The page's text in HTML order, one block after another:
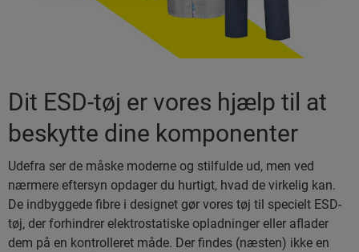
Dit ESD-tøj er vores hjælp til at
beskytte dine komponenter
Udefra ser de måske moderne og stilfulde ud, men ved
nærmere eftersyn opdager du hurtigt, hvad de virkelig kan.
De indbyggede fibre i designet gør vores tøj til specielt ESD-
tøj, der forhindrer elektrostatiske opladninger eller aflader
dem på en kontrolleret måde. Der findes (næsten) ikke en